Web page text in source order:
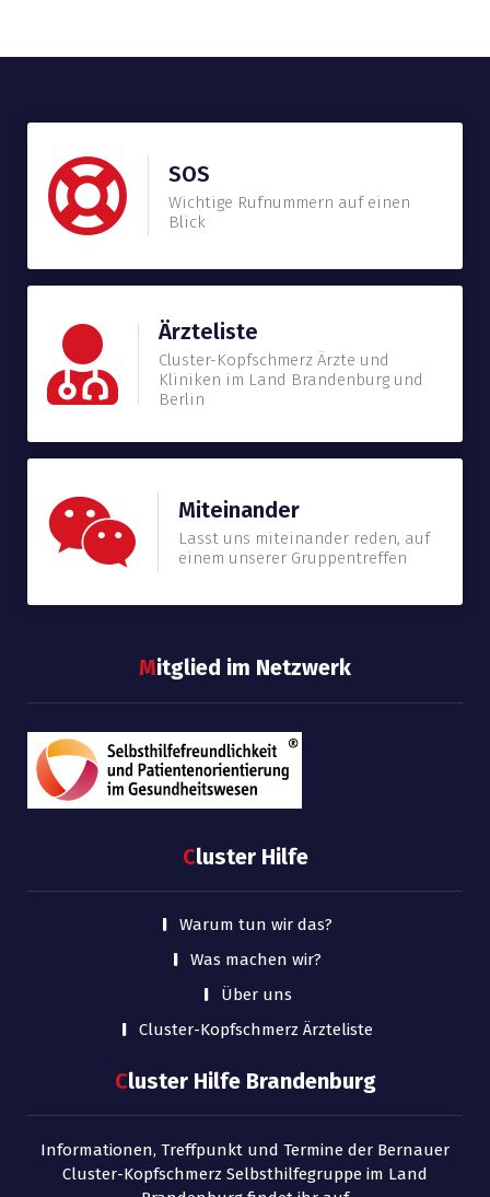
SOS
Wichtige Rufnummern auf einen
Blick
Ärzteliste
Cluster-Kopfschmerz Ärzte und
Kliniken im Land Brandenburg und
Berlin
Miteinander
Lasst uns miteinander reden, auf
einem unserer Gruppentreffen
Mitglied im Netzwerk
Cluster Hilfe
Warum tun wir das?
Was machen wir?
Über uns
Cluster-Kopfschmerz Ärzteliste
Cluster Hilfe Brandenburg
Informationen, Treffpunkt und Termine der Bernauer
Cluster-Kopfschmerz Selbsthilfegruppe im Land